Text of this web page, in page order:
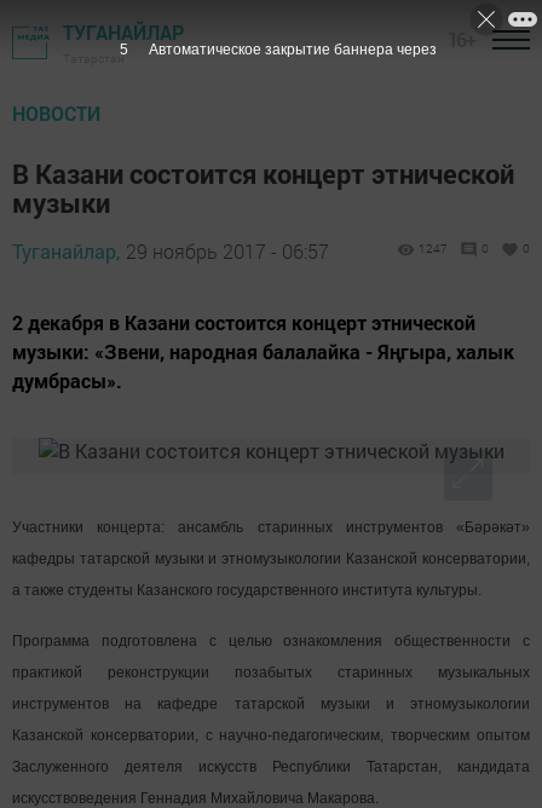
ТУГАНАЙЛАР
Татарстан
НОВОСТИ
В Казани состоится концерт этнической
музыки
Туганайлар, 29 ноябрь 2017 - 06:57 1247 0 0
2 декабря в Казани состоится концерт этнической
музыки: «Звени, народная балалайка - Яңгыра, халык
думбрасы».
Участники концерта: ансамбль старинных инструментов «Бәрәкәт»
кафедры татарской музыки и этномузыкологии Казанской консерватории,
а также студенты Казанского государственного института культуры.
Программа подготовлена с целью ознакомления общественности с
практикой реконструкции позабытых старинных музыкальных
инструментов на кафедре татарской музыки и этномузыкологии
Казанской консерватории, с научно-педагогическим, творческим опытом
Заслуженного деятеля искусств Республики Татарстан, кандидата
искусствоведения Геннадия Михайловича Макарова.
3 Автоматическое закрытие баннера через